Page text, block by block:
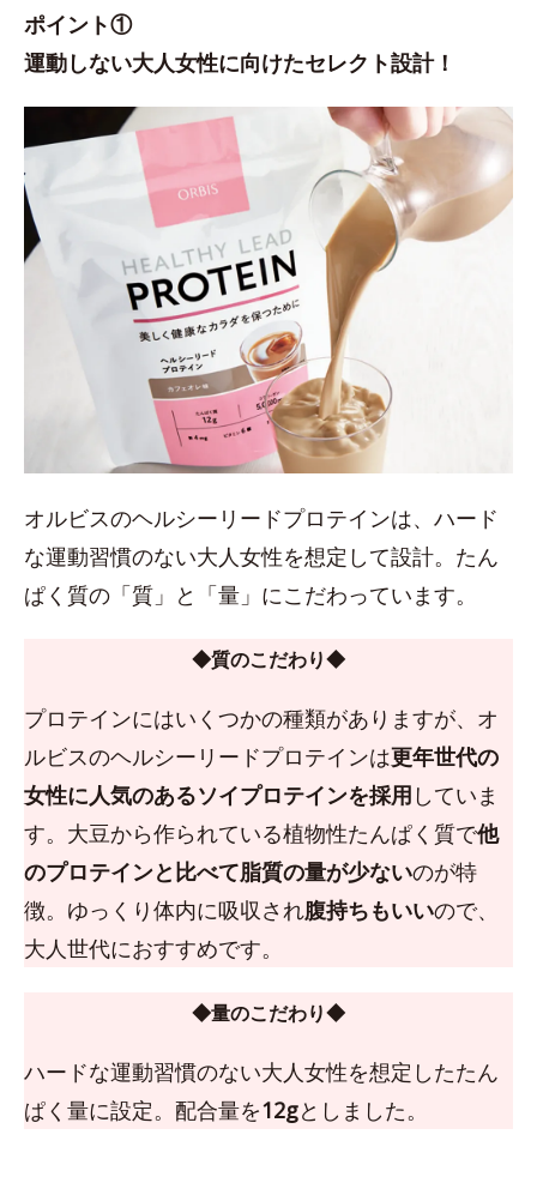
ポイント①
運動しない大人女性に向けたセレクト設計！
オルビスのヘルシーリードプロテインは、ハード
な運動習慣のない大人女性を想定して設計。たん
ぱく質の「質」と「量」にこだわっています。
◆質のこだわり◆
プロテインにはいくつかの種類がありますが、オ
ルビスのヘルシーリードプロテインは更年世代の
女性に人気のあるソイプロテインを採用 していま
す。大豆から作られている植物性たんぱく質で他
のプロテインと比べて脂質の量が少ないのが特
徴。ゆっくり体内に吸収され腹持ちもいいので、
大人世代におすすめです。
◆量のこだわり◆
ハードな運動習慣のない大人女性を想定したたん
ぱく量に設定。配合量を12gとしました。